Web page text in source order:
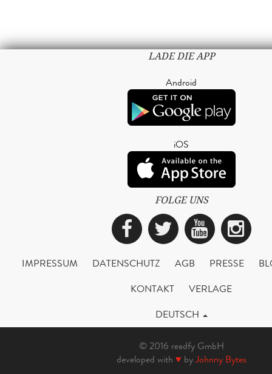
LADE DIE APP
Android
iOS
FOLGE UNS
Facebook
Twitter
IMPRESSUM DATENSCHUTZ AGB PRESSE
KONTAKT
VERLAGE
DEUTSCH
© 2016 readfy GmbH
developed with ♥ byJohnny Bytes